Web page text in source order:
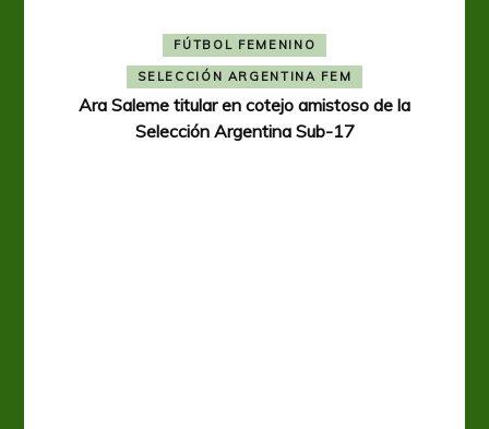
FÚTBOL FEMENINO
SELECCIÓN ARGENTINA FEM
Ara Saleme titular en cotejo amistoso de la
Selección Argentina Sub-17